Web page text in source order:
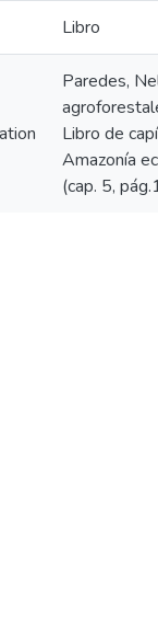
Libro
Paredes,
Libro de
Amazonía
(cap. 5,